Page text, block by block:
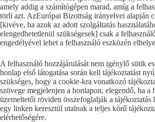
amely addig a számítógépen marad, amíg a
törli azt. AzEurópai Bizottság irányelvei alapján
[kivéve, ha azok az adott szolgáltatás
elengedhetetlenül szükségesek] csak a
engedélyével lehet a felhasználó eszközén
A felhasználó hozzájárulását nem igénylő sütik
honlap első látogatása során kell tájékoztatást
szükséges, hogy a cookie-kra vonatkozó
szövege megjelenjen a honlapon, elegendő, ha a
üzemeltetői röviden összefoglalják a tájékoztatás
egy linken keresztül utalnak a teljes körű
elérhetőségére.